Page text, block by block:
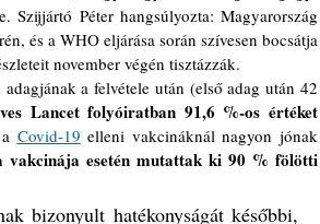
Szijjártó Péter hangsúlyozta: Magyarország
és a WHO eljárása során szívesen bocsátja
november végén tisztázzák.
Lancet folyóiratban 91,6 %-os értéket
Covid-19 elleni vakcináknál nagyon jónak
vakcinája esetén mutattak ki 90 % fölötti